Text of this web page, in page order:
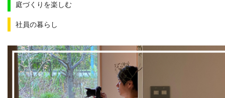
庭づくりを楽しむ
社員の暮らし